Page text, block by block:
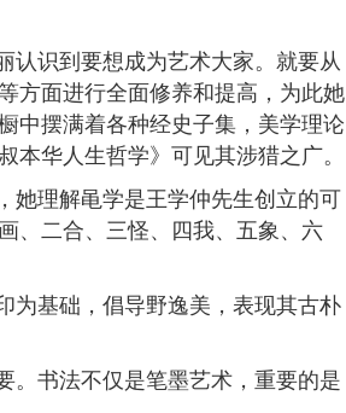
认识到要想成为艺术大家。就要从
方面进行全面修养和提高，为此她
中摆满着各种经史子集，美学理论
本华人生哲学》可见其涉猎之广。
她理解黾学是王学仲先生创立的可
、二合、三怪、四我、五象、六
为基础，倡导野逸美，表现其古朴
。书法不仅是笔墨艺术，重要的是